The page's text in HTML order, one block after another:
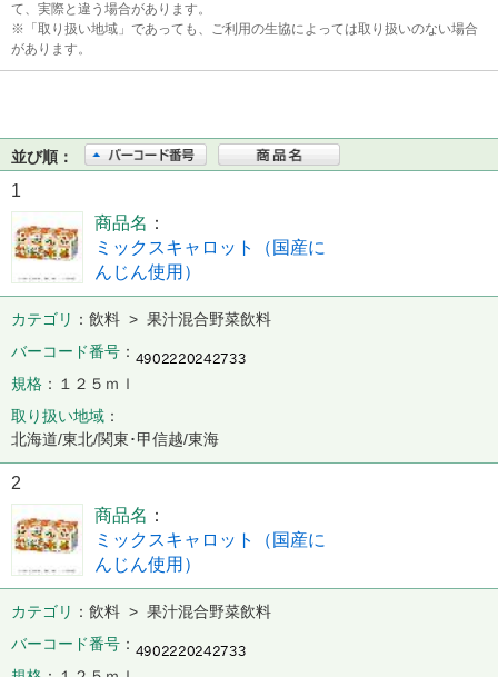
て、実際と違う場合があります。
※「取り扱い地域」であっても、ご利用の生協によっては取り扱いのない場合
があります。
並び順：
1
商品名
ミックスキャロット（国産に
んじん使用）
カテゴリ
飲料 > 果汁混合野菜飲料
バーコード番号
規格
１２５ｍｌ
取り扱い地域
北海道/東北/関東･甲信越/東海
2
商品名
ミックスキャロット（国産に
んじん使用）
カテゴリ
飲料 > 果汁混合野菜飲料
バーコード番号